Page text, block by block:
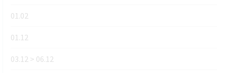
01.02
01.12
03.12 > 06.12